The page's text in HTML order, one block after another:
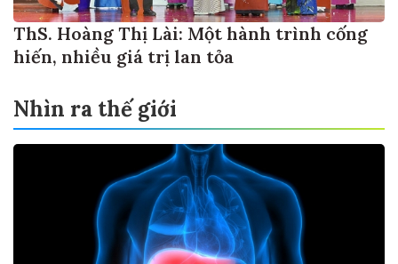
ThS. Hoàng Thị Lài: Một hành trình cống
hiến, nhiều giá trị lan tỏa
Nhìn ra thế giới